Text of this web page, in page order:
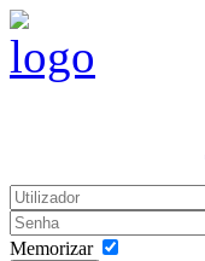
Memorizar